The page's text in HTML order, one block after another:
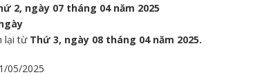
2, ngày 07 tháng 04 năm 2025
lại từ Thứ 3, ngày 08 tháng 04 năm 2025.
05/2025